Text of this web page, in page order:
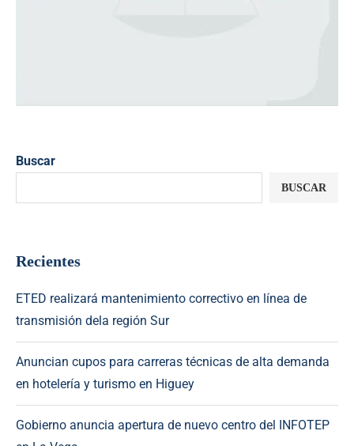
Buscar
BUSCAR
Recientes
ETED realizará mantenimiento correctivo en línea de
transmisión dela región Sur
Anuncian cupos para carreras técnicas de alta demanda
en hotelería y turismo en Higuey
Gobierno anuncia apertura de nuevo centro del INFOTEP